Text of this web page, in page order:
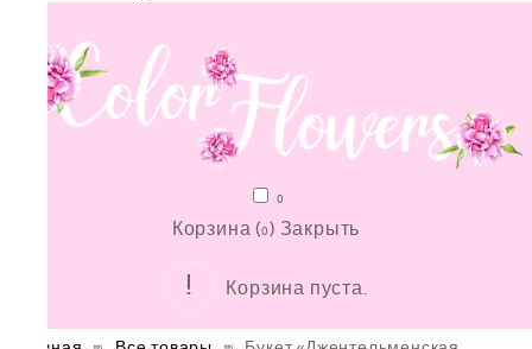
0
Корзина (0) Закрыть
Корзина пуста.